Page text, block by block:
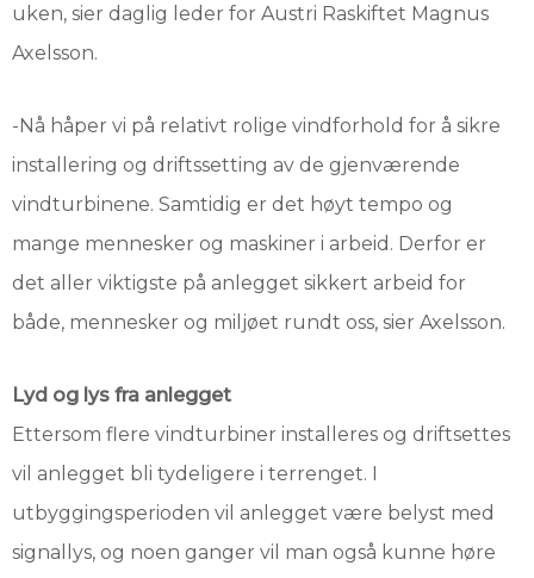
uken, sier daglig leder for Austri Raskiftet Magnus
Axelsson.
-Nå håper vi på relativt rolige vindforhold for å sikre
installering og driftssetting av de gjenværende
vindturbinene. Samtidig er det høyt tempo og
mange mennesker og maskiner i arbeid. Derfor er
det aller viktigste på anlegget sikkert arbeid for
både, mennesker og miljøet rundt oss, sier Axelsson.
Lyd og lys fra anlegget
Ettersom flere vindturbiner installeres og driftsettes
vil anlegget bli tydeligere i terrenget. I
utbyggingsperioden vil anlegget være belyst med
signallys, og noen ganger vil man også kunne høre